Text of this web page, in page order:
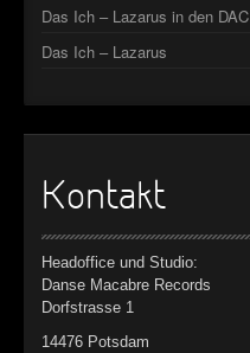
Das Ich – Lazarus in den DAC
Das Ich – Lazarus
Kontakt
Headoffice und Studio:
Danse Macabre Records
Dorfstrasse 1
14476 Potsdam